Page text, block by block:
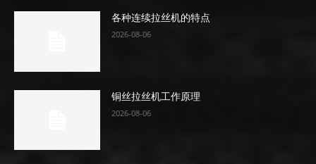
各种连续拉丝机的特点
2026-08-06
铜丝拉丝机工作原理
2026-08-06